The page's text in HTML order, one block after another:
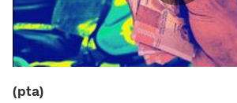
(pta)